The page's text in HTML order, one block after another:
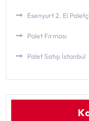
Esenyurt 2. El
Palet Firması
Palet Satışı İstanbul